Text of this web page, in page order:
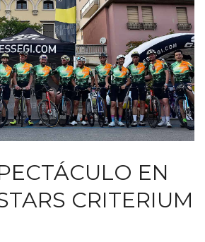
EN
CRITERIUM